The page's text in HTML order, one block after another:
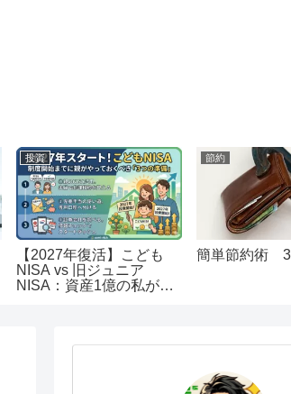
投資
【2027年復活】こども
NISA vs 旧ジュニア
NISA：資産1億の私が出
節約
簡単節約術